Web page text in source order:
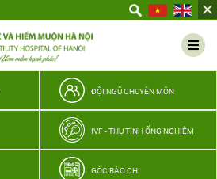
ĐỘI NGŨ CHUYÊN MÔN
IVF - THỤ TINH ỐNG NGHIỆM
GÓC BÁO CHÍ